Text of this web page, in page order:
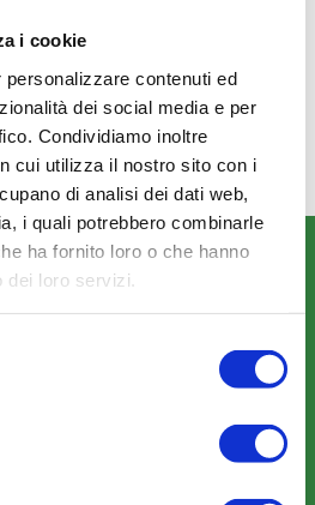
i cookie
contenuti ed
dei social media e per
Condividiamo inoltre
cui utilizza il nostro sito con i
di analisi dei dati web,
i quali potrebbero combinarle
ha fornito loro o che hanno
loro servizi.